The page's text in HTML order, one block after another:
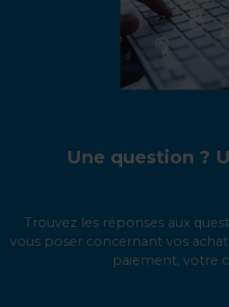
Une question ?
Trouvez les réponses aux
vous poser concernant vos
paiement, votre